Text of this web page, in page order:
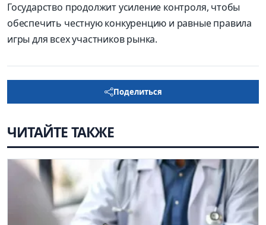
Государство продолжит усиление контроля, чтобы
обеспечить честную конкуренцию и равные правила
игры для всех участников рынка.
Поделиться
ЧИТАЙТЕ ТАКЖЕ